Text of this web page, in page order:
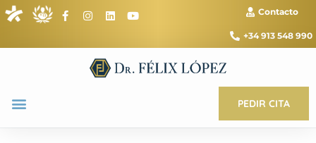
Contacto
+34 913 548 990
PEDIR CITA